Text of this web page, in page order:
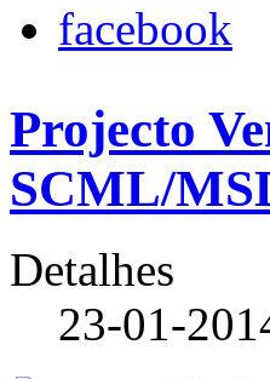
facebook
Projecto
SCML/
Detalhes
23-01-